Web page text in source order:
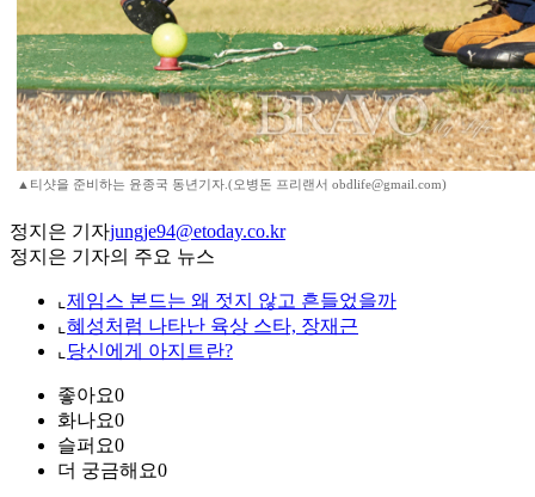
▲티샷을 준비하는 윤종국 동년기자.(오병돈 프리랜서 obdlife@gmail.com)
정지은 기자jungje94@etoday.co.kr
정지은 기자의 주요 뉴스
⌞ 제임스 본드는 왜 젓지 않고 흔들었을까
⌞ 혜성처럼 나타난 육상 스타, 장재근
⌞ 당신에게 아지트란?
좋아요0
화나요0
슬퍼요0
더 궁금해요0